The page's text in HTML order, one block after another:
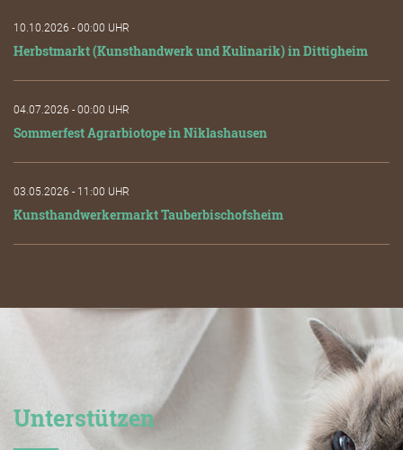
10.10.2026 - 00:00 UHR
Herbstmarkt (Kunsthandwerk und Kulinarik) in Dittigheim
04.07.2026 - 00:00 UHR
Sommerfest Agrarbiotope in Niklashausen
03.05.2026 - 11:00 UHR
Kunsthandwerkermarkt Tauberbischofsheim
Unterstützen